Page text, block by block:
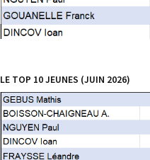
LE TOP 10 JEUNES (JUIN 2026)